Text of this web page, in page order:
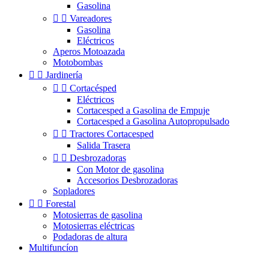
Gasolina
  Vareadores
Gasolina
Eléctricos
Aperos Motoazada
Motobombas
  Jardinería
  Cortacésped
Eléctricos
Cortacesped a Gasolina de Empuje
Cortacesped a Gasolina Autopropulsado
  Tractores Cortacesped
Salida Trasera
  Desbrozadoras
Con Motor de gasolina
Accesorios Desbrozadoras
Sopladores
  Forestal
Motosierras de gasolina
Motosierras eléctricas
Podadoras de altura
Multifuncíon